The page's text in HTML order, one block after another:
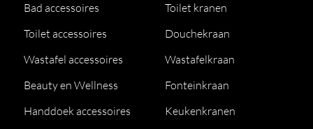
Bad accessoires
Toilet accessoires
Wastafel accessoires
Beauty en Wellness
Handdoek accessoires
Toilet kranen
Douchekraan
Wastafelkraan
Fonteinkraan
Keukenkranen